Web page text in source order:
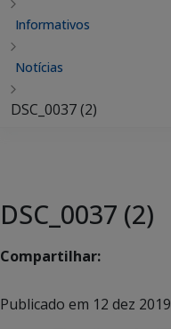
Informativos
Notícias
DSC_0037 (2)
DSC_0037 (2)
Compartilhar:
Publicado em 12 dez 2019